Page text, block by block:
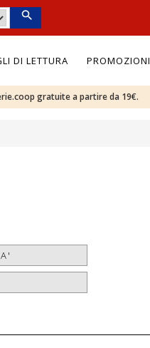
DI LETTURA PROMOZIONI
gratuite a partire da 19€.